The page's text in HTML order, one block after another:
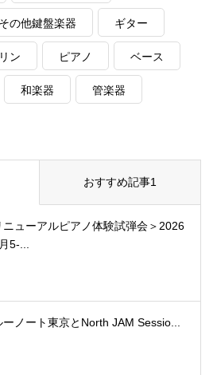
その他鍵盤楽器 ギター
ン ピアノ ベース
和楽器 管楽器
おすすめ記事1
ニューアルピアノ体験試弾会＞2026
5-...
ーノート東京とNorth JAM Sessio...